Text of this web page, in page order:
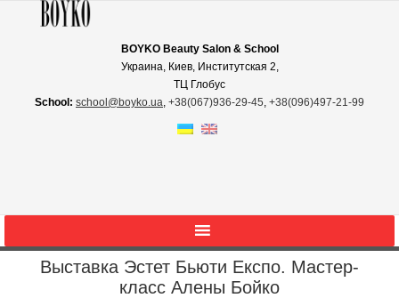
BOYKO Beauty Salon & School
Украина, Киев, Институтская 2,
ТЦ Глобус
School: school@boyko.ua, +38(067)936‑29‑45, +38(096)497‑21‑99
Выставка Эстет Бьюти Експо. Мастер-
класс Алены Бойко